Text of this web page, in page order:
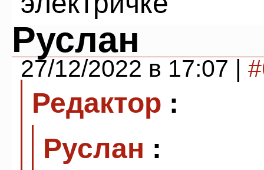
Руслан
27/12/2022 в 17:07 |
Редактор :
Руслан :